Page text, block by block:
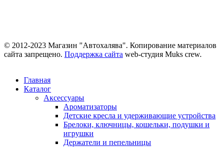
© 2012-2023 Магазин "Автохалява". Копирование материалов
сайта запрещено. Поддержка сайта web-студия Muks crew.
Главная
Каталог
Аксессуары
Ароматизаторы
Детские кресла и удерживающие устройства
Брелоки, ключницы, кошельки, подушки и
игрушки
Держатели и пепельницы